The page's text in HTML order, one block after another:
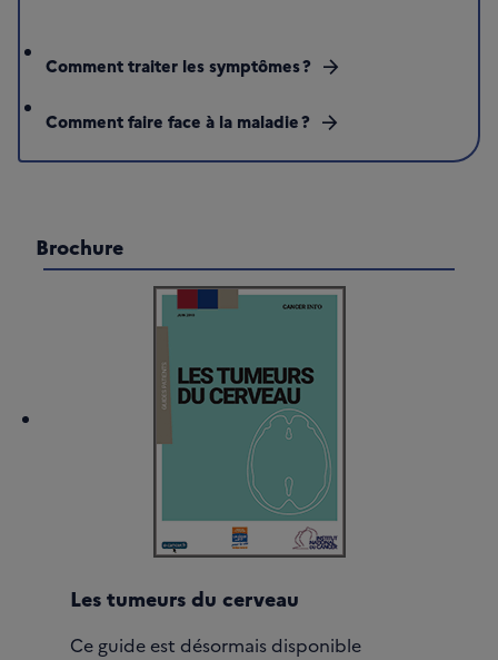
Comment traiter les symptômes ? arrow_forward
Comment faire face à la maladie ? arrow_forward
Brochure
Les tumeurs du cerveau
Ce guide est désormais disponible